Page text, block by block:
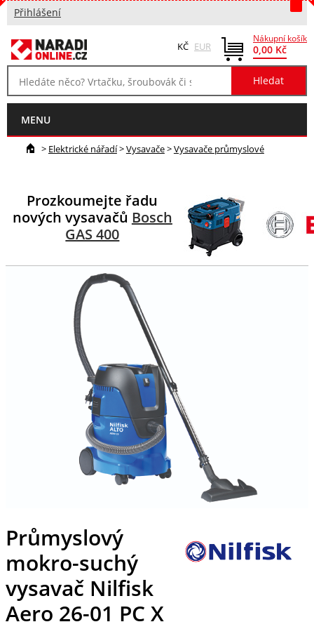
Přihlášení
Nákupní košík
0,00 Kč
KČ EUR
MENU
> Elektrické nářadí>Vysavače>Vysavače průmyslové
Prozkoumejte řadu
nových vysavačů Bosch
GAS 400
Průmyslový
mokro-suchý
vysavač Nilfisk
Aero 26-01 PC X